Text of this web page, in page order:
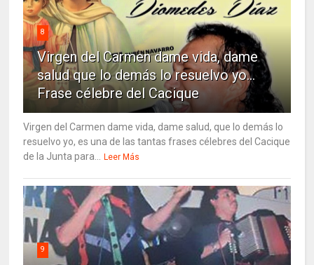
8
Virgen del Carmen dame vida, dame
salud que lo demás lo resuelvo yo…
Frase célebre del Cacique
Virgen del Carmen dame vida, dame salud, que lo demás lo
resuelvo yo, es una de las tantas frases célebres del Cacique
de la Junta para...
Leer Más
9